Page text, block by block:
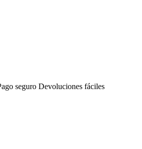
seguro Devoluciones fáciles